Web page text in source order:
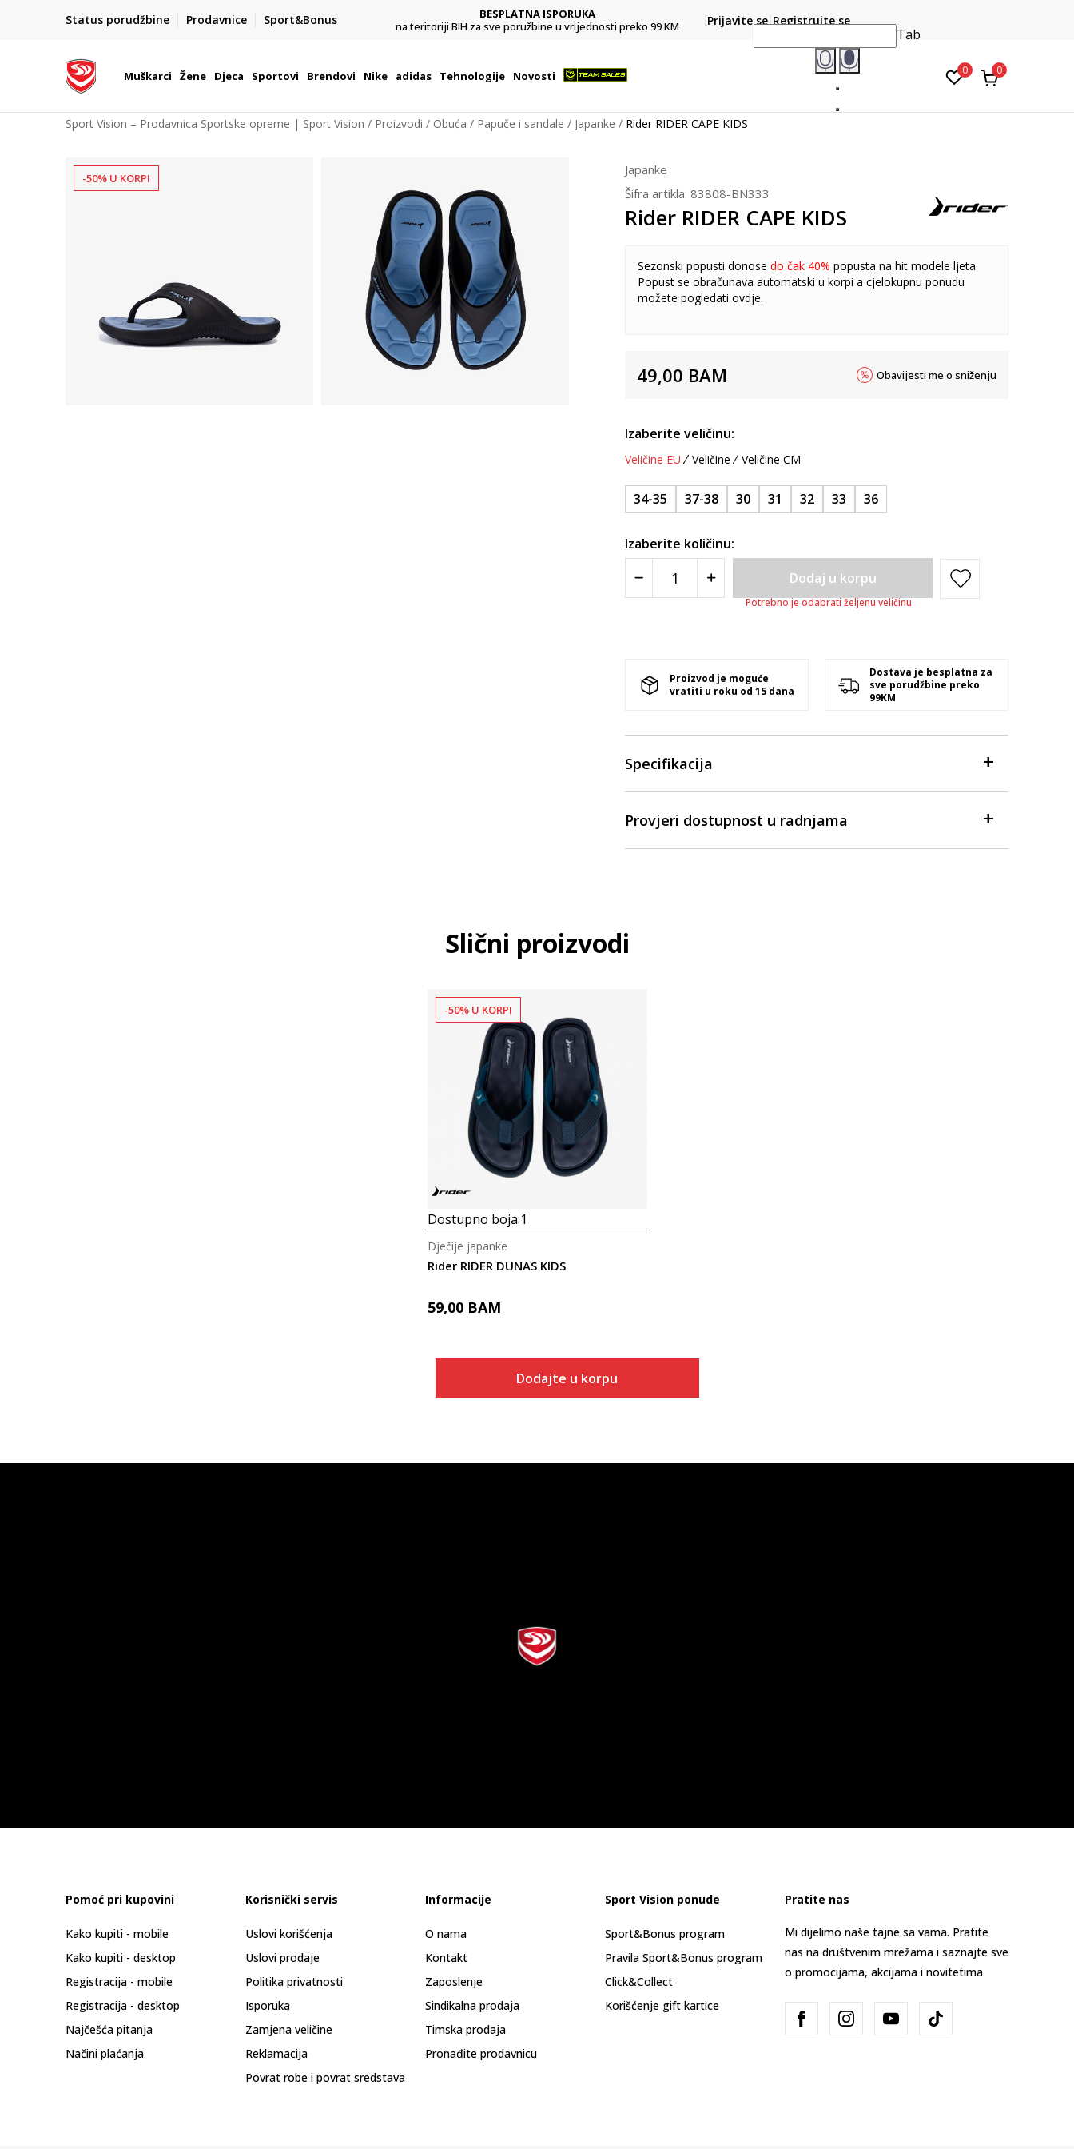
Status porudžbine Prodavnice Sport&Bonus
POZOVITE NAS NA : 055/490-400
Pon-Pet od 9h - 16h
BESPLATNA ISPORUKA
na teritoriji BIH za sve poružbine u vrijednosti preko 99 KM
Platite karticom online i preuzmite u prodavnici po vašem
Prijavite se Registrujte se
Muškarci Žene Djeca Sportovi Brendovi Nike adidas Tehnologije Novosti
Tab
0 0
Sport Vision – Prodavnica Sportske opreme | Sport Vision Proizvodi Obuća Papuče i sandale Japanke Rider RIDER CAPE KIDS
-50% U KORPI
Japanke
Šifra artikla: 83808-BN333
Rider RIDER CAPE KIDS
Sezonski popusti donose do čak 40% popusta na hit modele ljeta.
Popust se obračunava automatski u korpi a cjelokupnu ponudu
možete pogledati ovdje.
49,00 BAM Obavijesti me o sniženju
Izaberite veličinu:
Veličine EU Veličine Veličine CM
34-35 37-38 30 31 32 33 36
Izaberite količinu:
Dodaj u korpu
Potrebno je odabrati željenu veličinu
Proizvod je moguće
vratiti u roku od 15 dana
Dostava je besplatna za
sve porudžbine preko
99KM
Specifikacija
Provjeri dostupnost u radnjama
Slični proizvodi
-50% U KORPI
Dostupno boja:1
Rider RIDER DUNAS KIDS
Dječije japanke
59,00 BAM
Dodajte u korpu
Pomoć pri kupovini
Kako kupiti - mobile
Kako kupiti - desktop
Registracija - mobile
Registracija - desktop
Najčešća pitanja
Načini plaćanja
Korisnički servis
Uslovi korišćenja
Uslovi prodaje
Politika privatnosti
Isporuka
Zamjena veličine
Reklamacija
Povrat robe i povrat sredstava
Informacije
O nama
Kontakt
Zaposlenje
Sindikalna prodaja
Timska prodaja
Pronađite prodavnicu
Sport Vision ponude
Sport&Bonus program
Pravila Sport&Bonus program
Click&Collect
Korišćenje gift kartice
Pratite nas
Mi dijelimo naše tajne sa vama. Pratite
nas na društvenim mrežama i saznajte sve
o promocijama, akcijama i novitetima.